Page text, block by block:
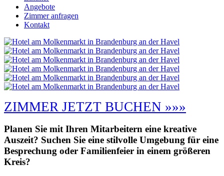
Angebote
Zimmer anfragen
Kontakt
ZIMMER JETZT BUCHEN »»»
Planen Sie mit Ihren Mitarbeitern eine kreative
Auszeit? Suchen Sie eine stilvolle Umgebung für eine
Besprechung oder Familienfeier in einem größeren
Kreis?